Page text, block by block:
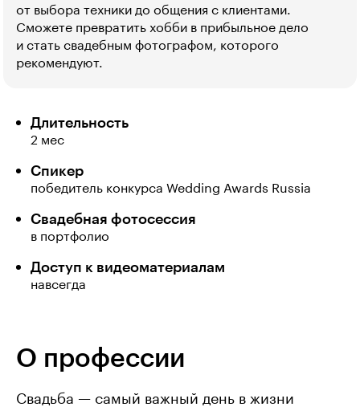
от выбора техники до общения с клиентами.
Сможете превратить хобби в прибыльное дело
и стать свадебным фотографом, которого
рекомендуют.
Длительность
2 мес
Спикер
победитель конкурса Wedding Awards Russia
Свадебная фотосессия
в портфолио
Доступ к видеоматериалам
навсегда
О профессии
Свадьба — самый важный день в жизни